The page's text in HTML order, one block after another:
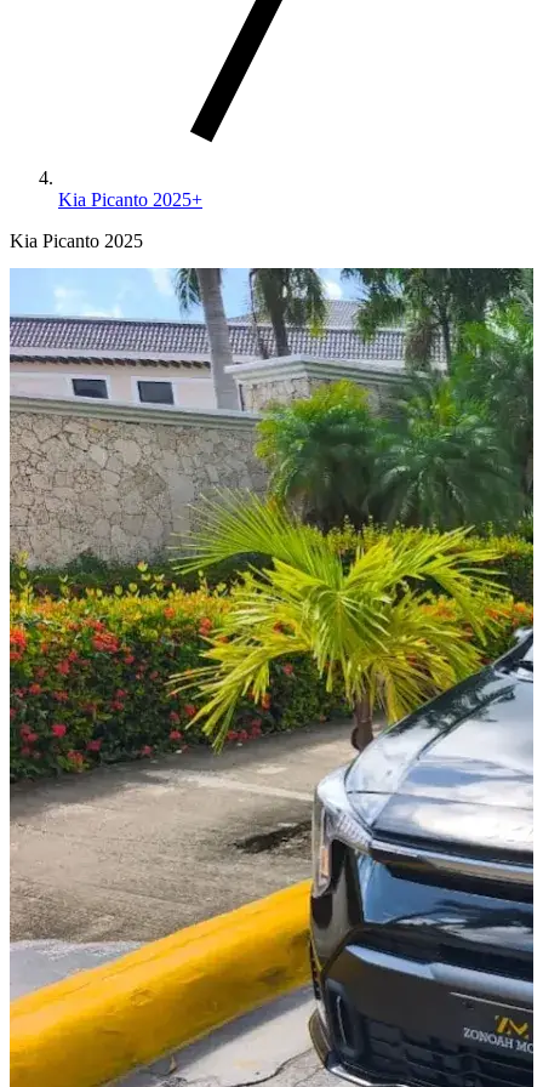
Kia Picanto 2025+
Kia Picanto 2025